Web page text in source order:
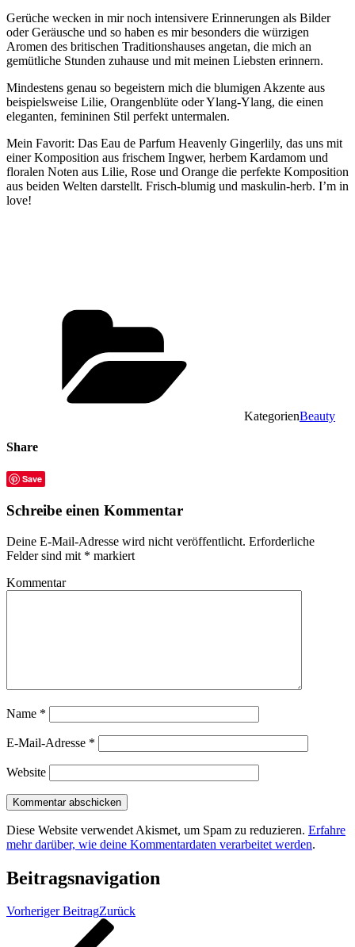
Gerüche wecken in mir noch intensivere Erinnerungen als Bilder
oder Geräusche und so haben es mir besonders die würzigen
Aromen des britischen Traditionshauses angetan, die mich an
gemütliche Stunden zuhause und mit meinen Liebsten erinnern.
Mindestens genau so begeistern mich die blumigen Akzente aus
beispielsweise Lilie, Orangenblüte oder Ylang-Ylang, die einen
eleganten, femininen Stil perfekt untermalen.
Mein Favorit: Das Eau de Parfum Heavenly Gingerlily, das uns mit
einer Komposition aus frischem Ingwer, herbem Kardamom und
floralen Noten aus Lilie, Rose und Orange die perfekte Komposition
aus beiden Welten darstellt. Frisch-blumig und maskulin-herb. I’m in
love!
KategorienBeauty
Share
Save
Schreibe einen Kommentar
Deine E-Mail-Adresse wird nicht veröffentlicht. Erforderliche
Felder sind mit * markiert
Kommentar
Name *
E-Mail-Adresse *
Website
Diese Website verwendet Akismet, um Spam zu reduzieren. Erfahre
mehr darüber, wie deine Kommentardaten verarbeitet werden.
Beitragsnavigation
Vorheriger BeitragZurück